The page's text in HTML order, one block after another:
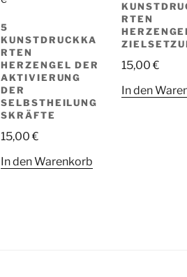
5
KUNSTDRUCKKA
RTEN
HERZENGEL DER
AKTIVIERUNG
DER
SELBSTHEILUNG
SKRÄFTE
15,00€
In den Warenkorb
RTEN
15,00€
In den